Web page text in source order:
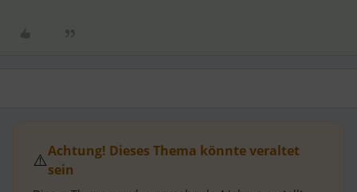
⚠️Achtung! Dieses Thema könnte veraltet
sein